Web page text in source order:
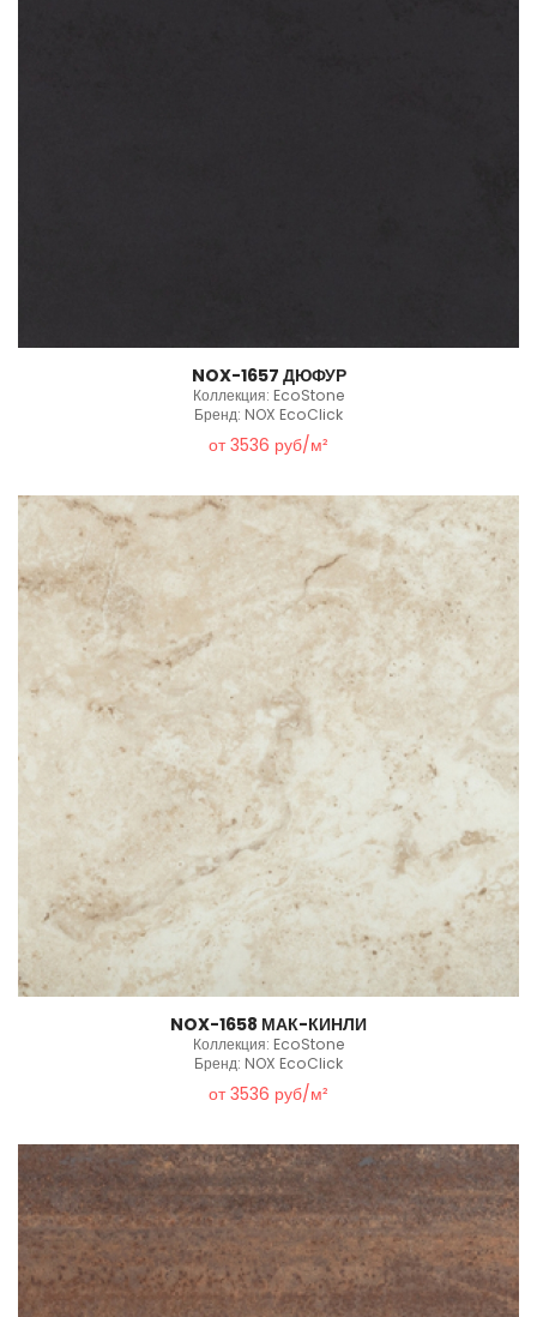
NOX-1657 ДЮФУР
Коллекция: EcoStone
Бренд: NOX EcoClick
от 3536 руб/м²
NOX-1658 МАК-КИНЛИ
Коллекция: EcoStone
Бренд: NOX EcoClick
от 3536 руб/м²